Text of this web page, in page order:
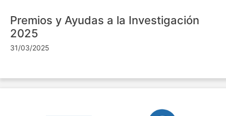
Premios y Ayudas a la Investigación
2025
31/03/2025